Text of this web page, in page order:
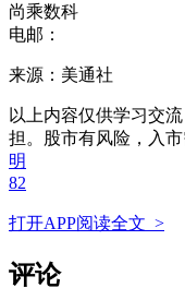
尚乘数科
电邮：
来源：美通社
以上内容仅供学习交
担。股市有风险，入市
明
82
打开APP阅读全文 >
评论